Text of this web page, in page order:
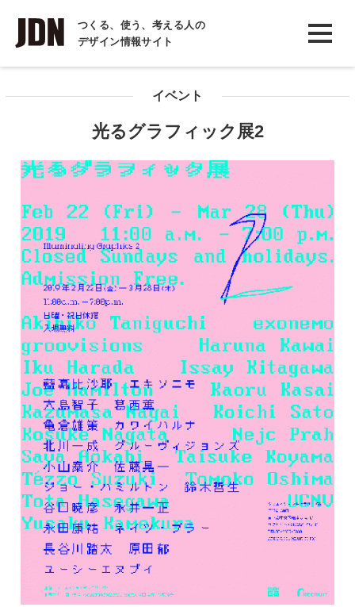
つくる、使う、考える人の
デザイン情報サイト
INTERVIEW
インタビュー
コラム
イベント
光るグラフィック展2